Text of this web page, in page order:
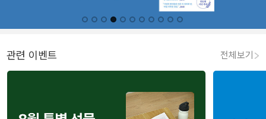
관련 이벤트 전체보기